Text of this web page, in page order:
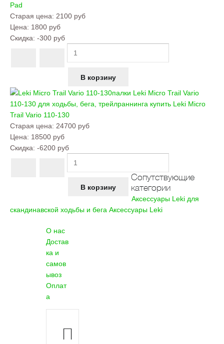
Pad
Старая цена: 2100 руб
Цена: 1800 руб
Скидка: -300 руб
палки Leki Micro Trail Vario
110-130 для ходьбы, бега, трейлраннинга купить Leki Micro
Trail Vario 110-130
Старая цена: 24700 руб
Цена: 18500 руб
Скидка: -6200 руб
Сопутствующие
категории
Аксессуары Leki для
скандинавской ходьбы и бега Аксессуары Leki
О нас
Достав
ка и
самов
ывоз
Оплат
а
П